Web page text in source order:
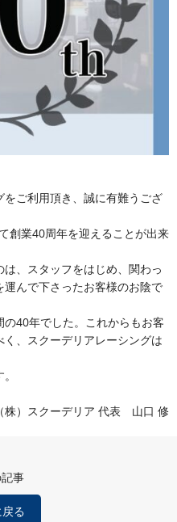
ご利用頂き、誠に有難うござ
創業40周年を迎えることが出来
、スタッフをはじめ、関わっ
んで下さったお客様のお陰で
40年でした。これからもお客
、スクーデリアレーシングは
（株）スクーデリア 代表 山口 修
事
る